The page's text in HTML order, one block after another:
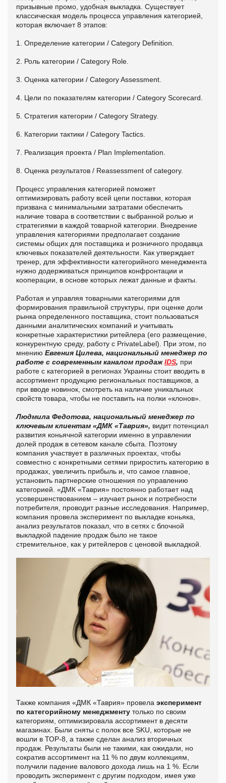
призывные промо, удобная выкладка. Существует
классическая модель процесса управления категорией,
которая включает 8 этапов:
1. Определение категории / Category Definition.
2. Роль категории / Category Role.
3. Оценка категории / Category Assessment.
4. Цели по показателям категории / Category Scorecard.
5. Стратегия категории / Category Strategy.
6. Категории тактики / Category Tactics.
7. Реализация проекта / Plan Implementation.
8. Оценка результатов / Reassessment of category.
Процесс управления категорией поможет
оптимизировать работу всей цепи поставки, которая
призвана с минимальными затратами обеспечить
наличие товара в соответствии с выбранной ролью и
стратегиями в каждой товарной категории. Внедрение
управления категориями предполагает создание
системы общих для поставщика и розничного продавца
ключевых показателей деятельности. Как утверждает
тренер, для эффективности категорийного менеджмента
нужно додерживаться принципов конфронтации и
кооперации, в основе которых лежат данные и факты.
Работая и управляя товарными категориями для
формирования правильной структуры, при оценке доли
рынка определенного поставщика, стоит пользоваться
данными аналитических компаний и учитывать
конкретные характеристики ритейлера (его размещение,
конкурентную среду, работу с PrivateLabel). При этом, по
мнению Евгения Цилева, национальный менеджер по
работе с современным каналом продажIDS, при
работе с категорией в регионах Украины стоит вводить в
ассортимент продукцию региональных поставщиков, а
при вводе новинок, смотреть на наличие уникальных
свойств товара, чтобы не поставить на полки «клонов».
Людмила Федотова, национальный менеджер по
ключевым клиентам «ДМК «Таврия», видит потенциал
развития коньячной категории именно в управлении
долей продаж в сетевом канале сбыта. Поэтому
компания участвует в различных проектах, чтобы
совместно с конкретными сетями приростить категорию в
продажах, увеличить прибыль и, что самое главное,
установить партнерские отношения по управлению
категорией. «ДМК «Таврия» постоянно работает над
усовершенствованием – изучает рынок и потребности
потребителя, проводит разные исследования. Например,
компания провела эксперимент по выкладке коньяка,
анализ результатов показал, что в сетях с блочной
выкладкой падение продаж было не такое
стремительное, как у ритейлеров с ценовой выкладкой.
Также компания «ДМК «Таврия» провела эксперимент
по категорийному менеджменту только по своим
категориям, оптимизировала ассортимент в десяти
магазинах. Были сняты с полок все SKU, которые не
вошли в ТОР-8, а также сделан анализ вторичных
продаж. Результаты были не такими, как ожидали, но
сократив ассортимент на 11 % по двум коллекциям,
получили падение валового дохода лишь на 1 %. Если
проводить эксперимент с другим подходом, имея уже